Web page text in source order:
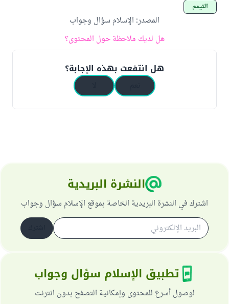
التيمم
المصدر: الإسلام سؤال وجواب
هل لديك ملاحظة حول المحتوى؟
هل انتفعت بهذه الإجابة؟
النشرة البريدية
اشترك في النشرة البريدية الخاصة بموقع الإسلام سؤال وجواب
تطبيق الإسلام سؤال وجواب
لوصول أسرع للمحتوى وإمكانية التصفح بدون انترنت